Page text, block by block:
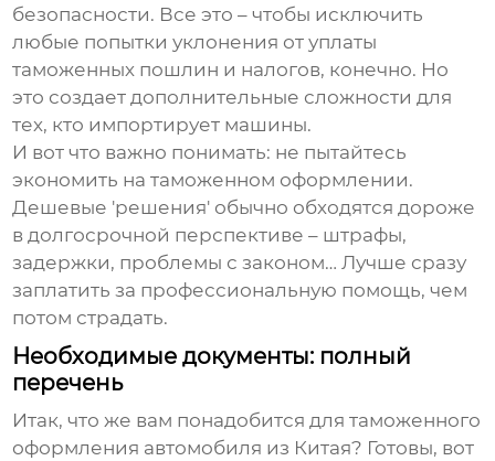
безопасности. Все это – чтобы исключить
любые попытки уклонения от уплаты
таможенных пошлин и налогов, конечно. Но
это создает дополнительные сложности для
тех, кто импортирует машины.
И вот что важно понимать: не пытайтесь
экономить на таможенном оформлении.
Дешевые 'решения' обычно обходятся дороже
в долгосрочной перспективе – штрафы,
задержки, проблемы с законом… Лучше сразу
заплатить за профессиональную помощь, чем
потом страдать.
Необходимые документы: полный
перечень
Итак, что же вам понадобится для таможенного
оформления автомобиля из Китая? Готовы, вот